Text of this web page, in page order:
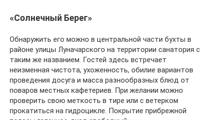
«Солнечный Берег»
Обнаружить его можно в центральной части бухты в
районе улицы Луначарского на территории санатория с
таким же названием. Гостей здесь встречает
неизменная чистота, ухоженность, обилие вариантов
проведения досуга и масса разнообразных блюд от
поваров местных кафетериев. При желании можно
проверить свою меткость в тире или с ветерком
прокатиться на гидроцикле. Покрытие прибрежной